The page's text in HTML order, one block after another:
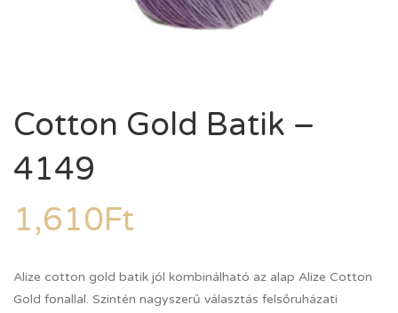
Cotton Gold Batik –
4149
1,610Ft
Alize cotton gold batik jól kombinálható az alap Alize Cotton
Gold fonallal. Szintén nagyszerű választás felsőruházati